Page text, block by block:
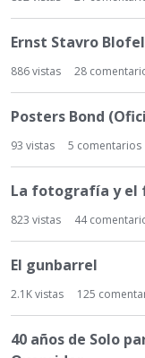
Ernst Stavro
886vistas 28
Posters Bond
93 vistas 5 comentarios
La fotografía y el
823 vistas 44
El gunbarrel
2.1Kvistas 125
40 años de Solo